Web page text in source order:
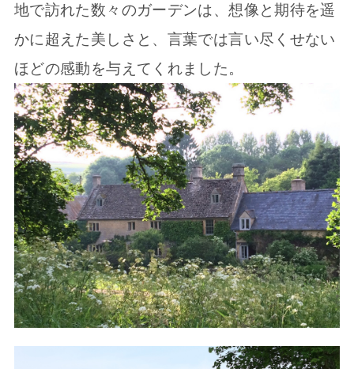
地で訪れた数々のガーデンは、想像と期待を遥
かに超えた美しさと、言葉では言い尽くせない
ほどの感動を与えてくれました。